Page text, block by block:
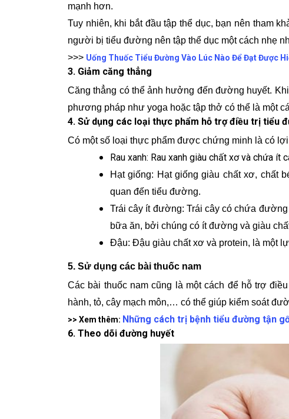
mạnh hơn.
Tuy nhiên, khi bắt đầu tập thể dục, bạn nên tham
người bị tiểu đường nên tập thể dục một cách nhẹ
>>> Uống Thuốc Tiểu Đường Vào Lúc Nào Để Đạt Được
3. Giảm căng thẳng
Căng thẳng có thể ảnh hưởng đến đường huyết.
phương pháp như yoga hoặc tập thở có thể là một
4. Sử dụng các loại thực phẩm hỗ trợ điều trị tiểu
Có một số loại thực phẩm được chứng minh là có
Rau xanh: Rau xanh giàu chất xơ và chứa
Hạt giống: Hạt giống giàu chất xơ, chất
quan đến tiểu đường.
Trái cây ít đường: Trái cây có chứa
bữa ăn, bởi chúng có ít đường và giàu
Đậu: Đậu giàu chất xơ và protein, là một
5. Sử dụng các bài thuốc nam
Các bài thuốc nam cũng là một cách để hỗ trợ
hành, tỏ, cây mạch môn,… có thể giúp kiểm soát
>> Xem thêm: Những cách trị bệnh tiểu đường tận
6. Theo dõi đường huyết